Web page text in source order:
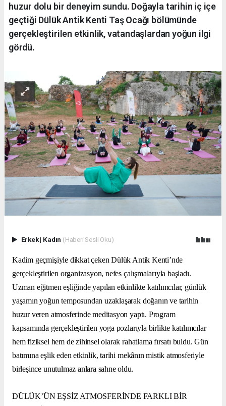
huzur dolu bir deneyim sundu. Doğayla tarihin iç içe
geçtiği Dülük Antik Kenti Taş Ocağı bölümünde
gerçekleştirilen etkinlik, vatandaşlardan yoğun ilgi
gördü.
Erkek| Kadın (Haberi Sesli Oku)
Kadim geçmişiyle dikkat çeken Dülük Antik Kenti’nde
gerçekleştirilen organizasyon, nefes çalışmalarıyla başladı.
Uzman eğitmen eşliğinde yapılan etkinlikte katılımcılar, günlük
yaşamın yoğun temposundan uzaklaşarak doğanın ve tarihin
huzur veren atmosferinde meditasyon yaptı. Program
kapsamında gerçekleştirilen yoga pozlarıyla birlikte katılımcılar
hem fiziksel hem de zihinsel olarak rahatlama fırsatı buldu. Gün
batımına eşlik eden etkinlik, tarihi mekânın mistik atmosferiyle
birleşince unutulmaz anlara sahne oldu.
DÜLÜK’ÜN EŞSİZ ATMOSFERİNDE FARKLI BİR